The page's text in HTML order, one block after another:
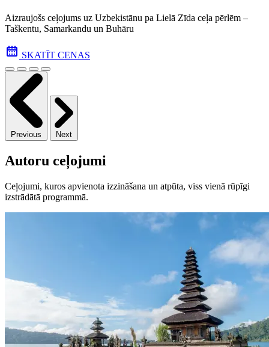
Aizraujošs ceļojums uz Uzbekistānu pa Lielā Zīda ceļa pēr­lēm –
Taškentu, Samarkandu un Buhāru
SKATĪT CENAS
Previous Next
Autoru ceļojumi
Ceļojumi, kuros apvienota izzināšana un atpūta, viss vienā rūpīgi
izstrādātā programmā.